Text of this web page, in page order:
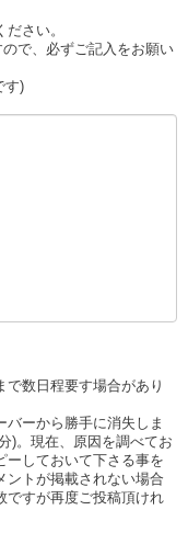
さい。
で、必ずご記入をお願い
す)
で数日程要す場合があり
ーから勝手に消失しま
)。現在、原因を調べてお
ーしておいて下さる事を
ントが掲載されない場合
ですが再度ご投稿頂けれ